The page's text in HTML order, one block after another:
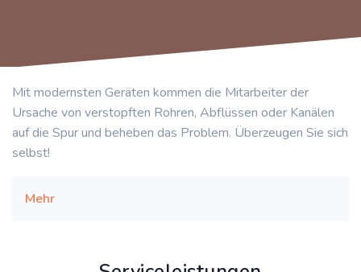
Mit modernsten Geräten kommen die Mitarbeiter der
Ursache von verstopften Rohren, Abflüssen oder Kanälen
auf die Spur und beheben das Problem. Überzeugen Sie sich
selbst!
Mehr